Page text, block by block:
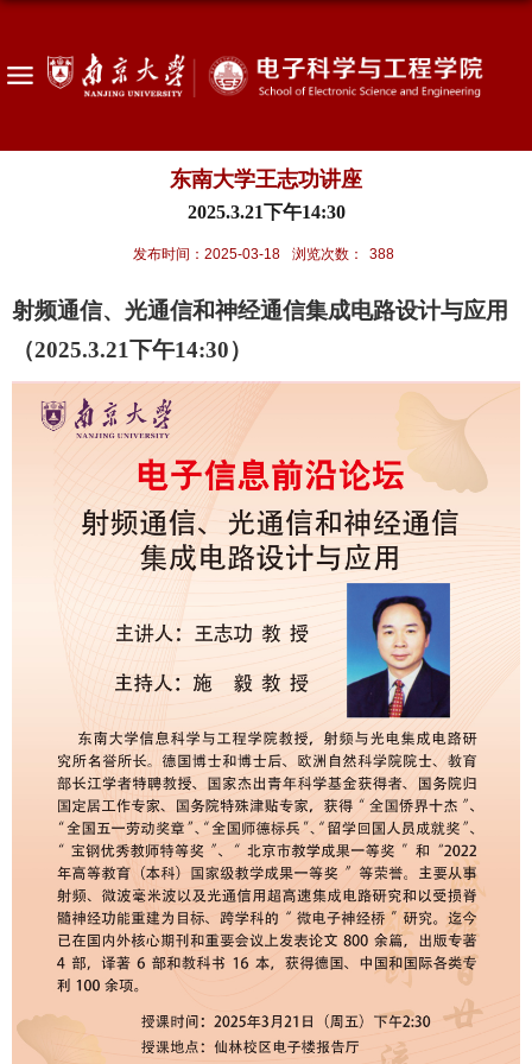
东南大学王志功讲座
2025.3.21下午14:30
发布时间：2025-03-18 浏览次数： 388
射频通信、光通信和神经通信集成电路设计与应用
（2025.3.21下午14:30）